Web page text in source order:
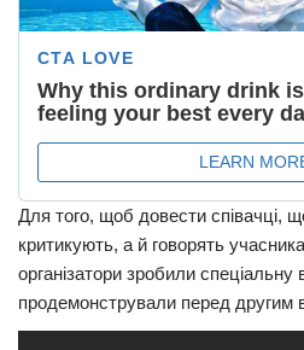
Для того, щоб довести співачці,
критикують, а й говорять
організатори зробили спеціальну
продемонстрували перед другим